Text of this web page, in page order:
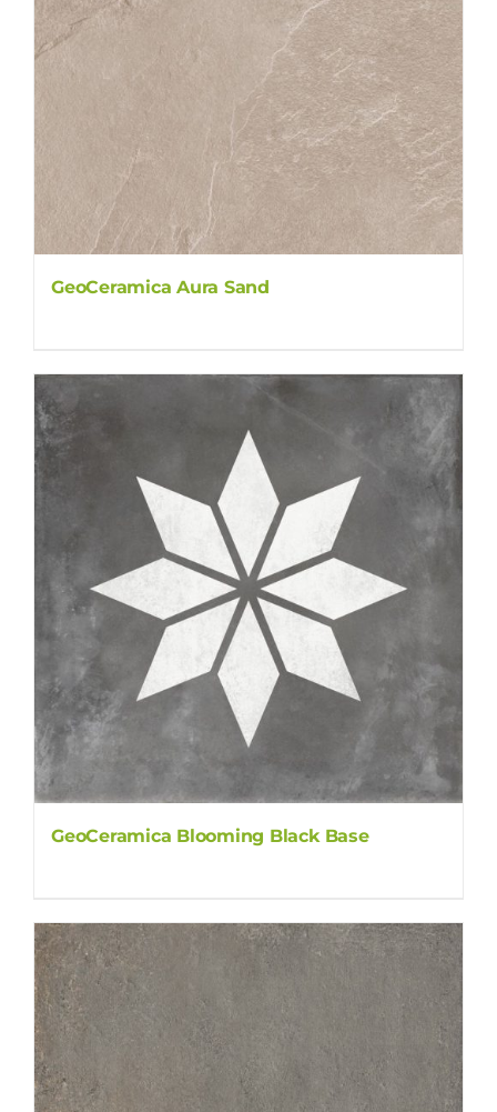
GeoCeramica Aura Sand
GeoCeramica Blooming Black Base